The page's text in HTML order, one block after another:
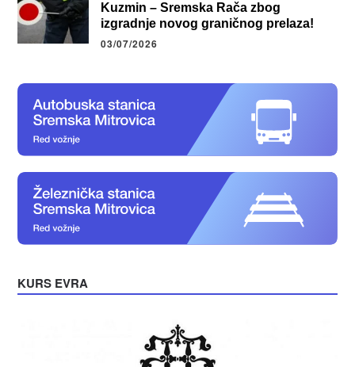
Kuzmin – Sremska Rača zbog
izgradnje novog graničnog prelaza!
03/07/2026
KURS EVRA